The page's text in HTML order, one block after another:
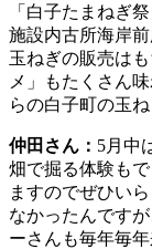
「 白子たまねぎ祭
施設内古所海岸前
玉ねぎの販売は
メ」もたくさん
らの白子町の玉
仲田さん： 5月中
畑で掘る体験も
ますのでぜひい
なかったんです
ーさんも毎年毎